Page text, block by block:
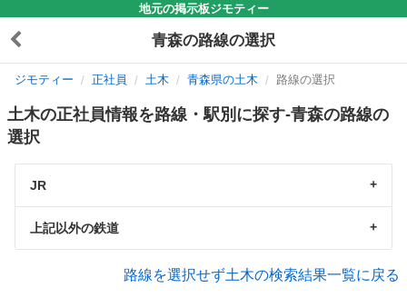
地元の掲示板ジモティー
青森の路線の選択
ジモティー 正社員 土木 青森県の土木 路線の選択
土木の正社員情報を路線・駅別に探す-青森の路線の
選択
JR
上記以外の鉄道
路線を選択せず土木の検索結果一覧に戻る